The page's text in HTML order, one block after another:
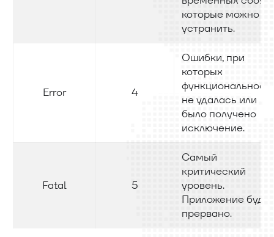
которые можно
устранить.
Error 4
Ошибки, при
которых
не удалась или
было получено
исключение.
Fatal 5
Самый
критический
уровень.
Приложение будет
прервано.